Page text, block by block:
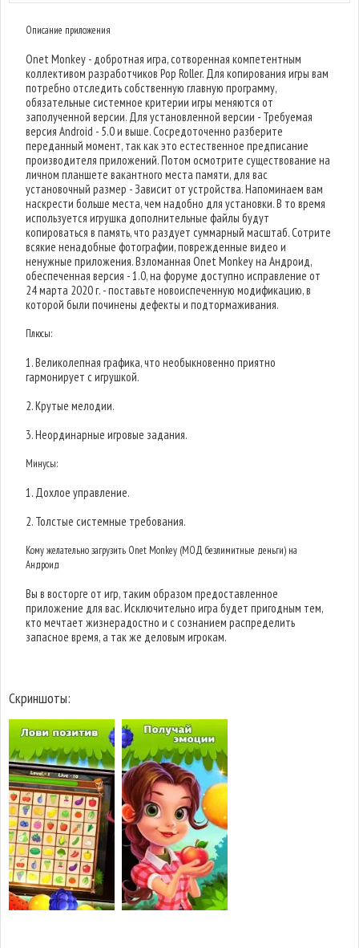
Описание приложения
Onet Monkey - добротная игра, сотворенная компетентным
коллективом разработчиков Pop Roller. Для копирования игры вам
потребно отследить собственную главную программу,
обязательные системное критерии игры меняются от
заполученной версии. Для установленной версии - Требуемая
версия Android - 5.0 и выше. Сосредоточенно разберите
переданный момент, так как это естественное предписание
производителя приложений. Потом осмотрите существование на
личном планшете вакантного места памяти, для вас
установочный размер - Зависит от устройства. Напоминаем вам
наскрести больше места, чем надобно для установки. В то время
используется игрушка дополнительные файлы будут
копироваться в память, что раздует суммарный масштаб. Сотрите
всякие ненадобные фотографии, поврежденные видео и
ненужные приложения. Взломанная Onet Monkey на Андроид,
обеспеченная версия - 1.0, на форуме доступно исправление от
24 марта 2020 г. - поставьте новоиспеченную модификацию, в
которой были починены дефекты и подтормаживания.
Плюсы:
1. Великолепная графика, что необыкновенно приятно
гармонирует с игрушкой.
2. Крутые мелодии.
3. Неординарные игровые задания.
Минусы:
1. Дохлое управление.
2. Толстые системные требования.
Кому желательно загрузить Onet Monkey (МОД безлимитные деньги) на
Андроид
Вы в восторге от игр, таким образом предоставленное
приложение для вас. Исключительно игра будет пригодным тем,
кто мечтает жизнерадостно и с сознанием распределить
запасное время, а так же деловым игрокам.
Скриншоты: